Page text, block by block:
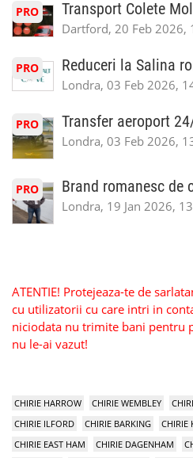
PRO Transport Colete
Dartford, 20 Feb 2026,
PRO Reduceri la Salina
Londra, 03 Feb 2026,
PRO Transfer aeroport
Londra, 03 Feb 2026,
PRO Brand romanesc de
Londra, 19 Jan 2026,
ATENTIE! Protejeaza-te de
cu utilizatorii cu care intri in
niciodata nu trimite bani pentru
nu le-ai vazut!
CHIRIE HARROW CHIRIE WEMBLEY
CHIRIE ILFORD
CHIRIE BARKING CHIRIE
CHIRIE EAST HAM
CHIRIE DAGENHAM